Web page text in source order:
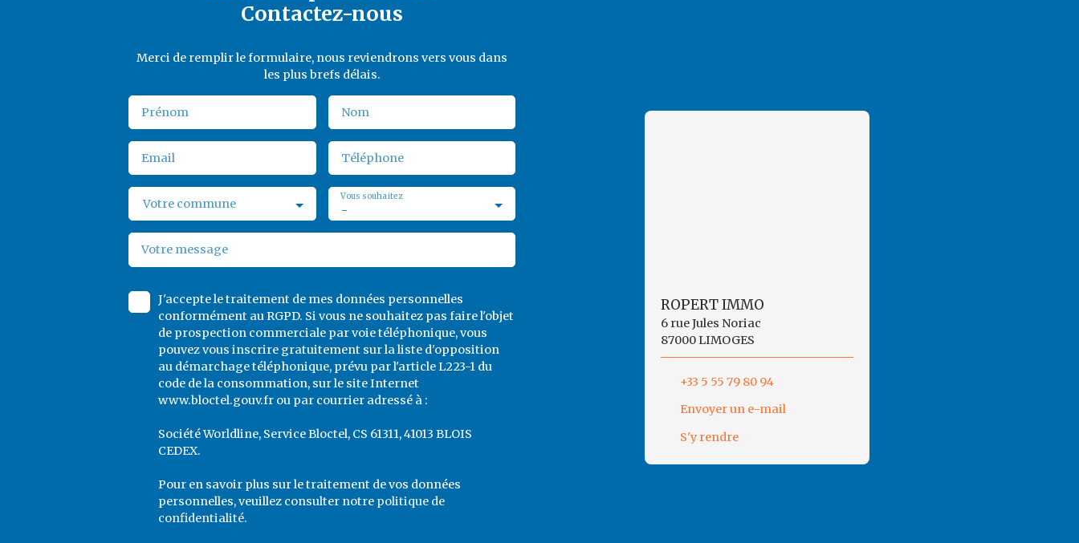
Contactez-nous
Merci de remplir le formulaire, nous reviendrons vers vous dans
les plus brefs délais.
Prénom Nom
Email Téléphone
Votre commune -
Vous souhaitez
Votre message
J'accepte le traitement de mes données personnelles
conformément au RGPD. Si vous ne souhaitez pas faire l'objet
de prospection commerciale par voie téléphonique, vous
pouvez vous inscrire gratuitement sur la liste d'opposition
au démarchage téléphonique, prévu par l'article L223-1 du
code de la consommation, sur le site Internet
www.bloctel.gouv.fr ou par courrier adressé à :
Société Worldline, Service Bloctel, CS 61311, 41013 BLOIS
CEDEX.
Pour en savoir plus sur le traitement de vos données
personnelles, veuillez consulter notre politique de
confidentialité.
ROPERT IMMO
6 rue Jules Noriac
87000 LIMOGES
+33 5 55 79 80 94
Envoyer un e-mail
S'y rendre